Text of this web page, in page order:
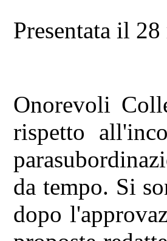
Presentata il
Onorevoli
rispetto
da tempo. Si
dopo